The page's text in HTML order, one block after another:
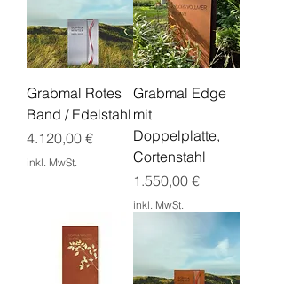
Grabmal Rotes
Band / Edelstahl
Preis
4.120,00 €
inkl. MwSt.
Grabmal Edge
mit
Doppelplatte,
Cortenstahl
Preis
1.550,00 €
inkl. MwSt.